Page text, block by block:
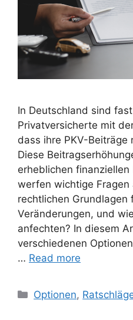
In Deutschland sind
Privatversicherte mit
dass ihre PKV-Beiträge
Diese
erheblichen
werfen wichtige Fragen
rechtlichen Grundlagen
Veränderungen, und
anfechten? In diesem
verschiedenen
… Read more
Categories
Optionen,